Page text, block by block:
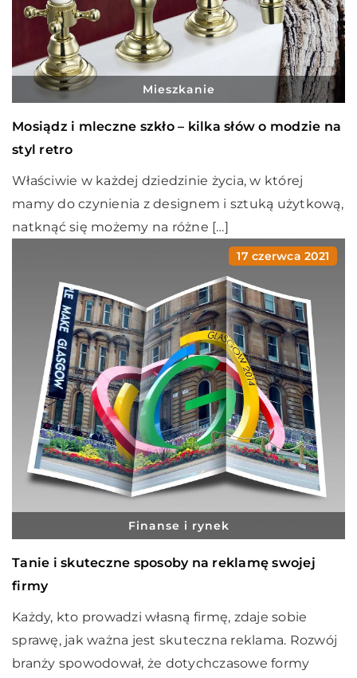
Mieszkanie
Mosiądz i mleczne szkło – kilka słów o modzie na
styl retro
Właściwie w każdej dziedzinie życia, w której
mamy do czynienia z designem i sztuką użytkową,
natknąć się możemy na różne […]
17 czerwca 2021
Finanse i rynek
Tanie i skuteczne sposoby na reklamę swojej
firmy
Każdy, kto prowadzi własną firmę, zdaje sobie
sprawę, jak ważna jest skuteczna reklama. Rozwój
branży spowodował, że dotychczasowe formy